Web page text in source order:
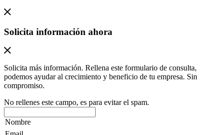
Solicita información ahora
Solicita más información. Rellena este formulario de consulta,
podemos ayudar al crecimiento y beneficio de tu empresa. Sin
compromiso.
No rellenes este campo, es para evitar el spam.